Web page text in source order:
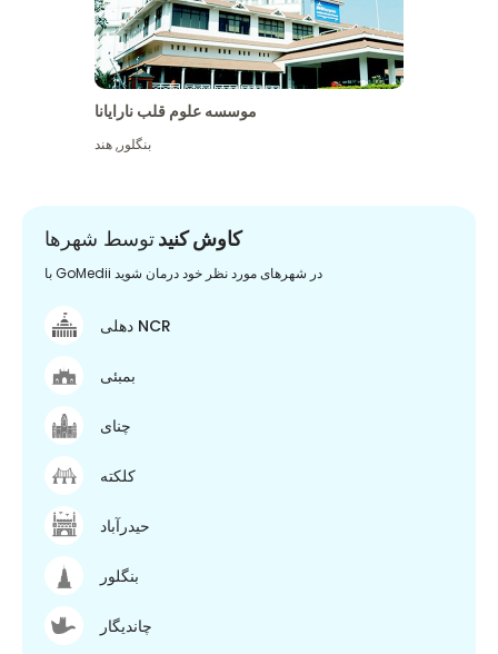
موسسه علوم قلب نارایانا
بنگلور,هند
کاوش کنیدتوسط شهرها
با GoMedii در شهرهای مورد نظر خود درمان شوید
دهلی NCR
بمبئی
چنای
کلکته
حیدرآباد
بنگلور
چاندیگار